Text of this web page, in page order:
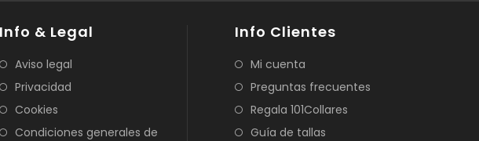
Info & Legal
Aviso legal
Privacidad
Cookies
Condiciones generales de
Info Clientes
Mi cuenta
Preguntas frecuentes
Regala 101Collares
Guía de tallas